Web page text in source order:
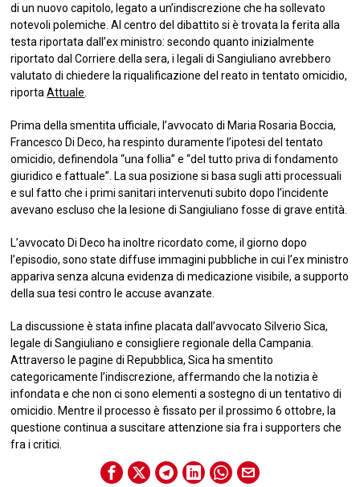
di un nuovo capitolo, legato a un’indiscrezione che ha sollevato
notevoli polemiche. Al centro del dibattito si è trovata la ferita alla
testa riportata dall’ex ministro: secondo quanto inizialmente
riportato dal Corriere della sera, i legali di Sangiuliano avrebbero
valutato di chiedere la riqualificazione del reato in tentato omicidio,
riportaAttuale
Prima della smentita ufficiale, l’avvocato di Maria Rosaria Boccia,
Francesco Di Deco, ha respinto duramente l’ipotesi del tentato
omicidio, definendola “una follia” e “del tutto priva di fondamento
giuridico e fattuale”. La sua posizione si basa sugli atti processuali
e sul fatto che i primi sanitari intervenuti subito dopo l’incidente
avevano escluso che la lesione di Sangiuliano fosse di grave entità.
L’avvocato Di Deco ha inoltre ricordato come, il giorno dopo
l’episodio, sono state diffuse immagini pubbliche in cui l’ex ministro
appariva senza alcuna evidenza di medicazione visibile, a supporto
della sua tesi contro le accuse avanzate.
La discussione è stata infine placata dall’avvocato Silverio Sica,
legale di Sangiuliano e consigliere regionale della Campania.
Attraverso le pagine di Repubblica, Sica ha smentito
categoricamente l’indiscrezione, affermando che la notizia è
infondata e che non ci sono elementi a sostegno di un tentativo di
omicidio. Mentre il processo è fissato per il prossimo 6 ottobre, la
questione continua a suscitare attenzione sia fra i supporters che
fra i critici.